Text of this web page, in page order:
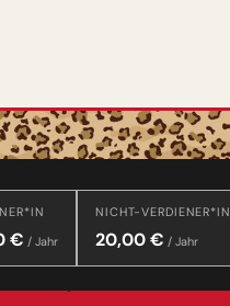
€ / Jahr
NICHT-VERDIENER*IN
20,00 € / Jahr